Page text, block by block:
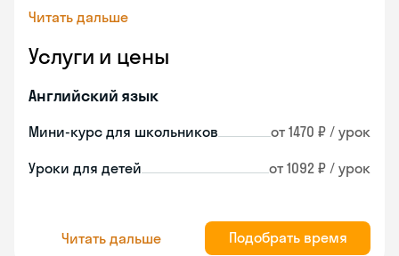
Читать дальше
Услуги и цены
Английский язык
Мини-курс для школьников от 1470 ₽ / урок
Уроки для детей от 1092 ₽ / урок
Читать дальше Подобрать время